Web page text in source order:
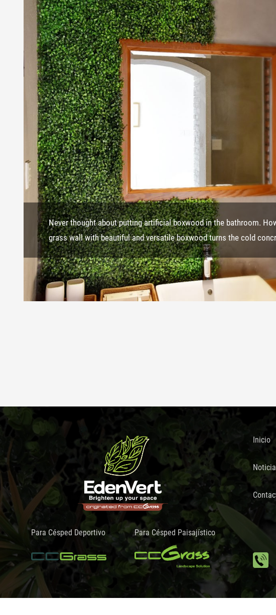
Never thought about putting artificial boxwood in the bathroom.
grass wall with beautiful and versatile boxwood turns the cold
Para Césped Deportivo Para Césped Paisajístico
Inicio